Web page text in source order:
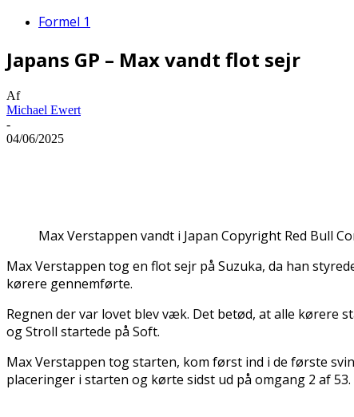
Formel 1
Japans GP – Max vandt flot sejr
Af
Michael Ewert
-
04/06/2025
Max Verstappen vandt i Japan Copyright Red Bull
Max Verstappen tog en flot sejr på Suzuka, da han
kørere gennemførte.
Regnen der var lovet blev væk. Det betød, at alle kørere
og Stroll startede på Soft.
Max Verstappen tog starten, kom først ind i de første
placeringer i starten og kørte sidst ud på omgang 2 af 53.